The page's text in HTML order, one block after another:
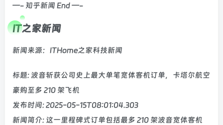
—- 知乎新闻 End —-
IT之家新闻
新闻来源：ITHome之家科技新闻
标题: 波音斩获公司史上最大单笔宽体客机订单，卡塔尔航空
豪购至多 210 架飞机
发布时间: 2025-05-15T08:01:04.303
新闻简介: 这一里程碑式订单包括最多 210 架波音宽体客机